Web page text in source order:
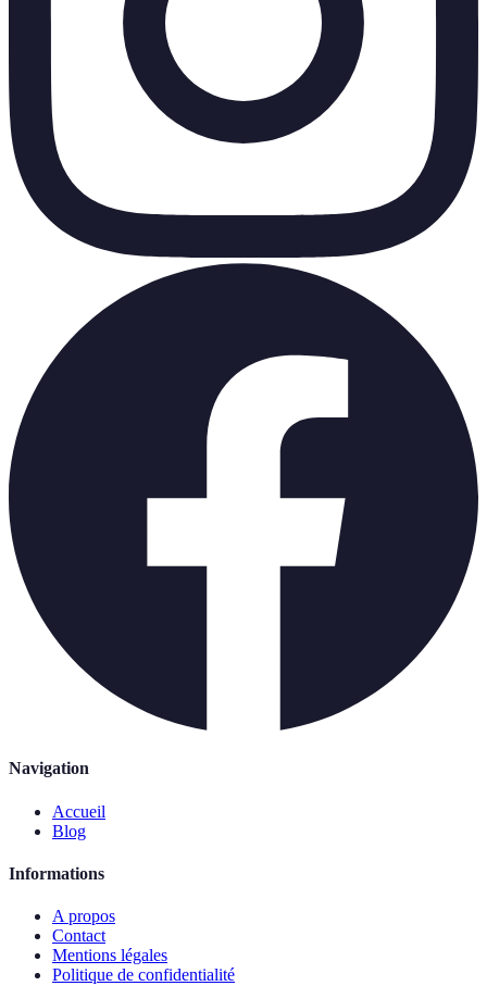
Navigation
Accueil
Blog
Informations
A propos
Contact
Mentions légales
Politique de confidentialité